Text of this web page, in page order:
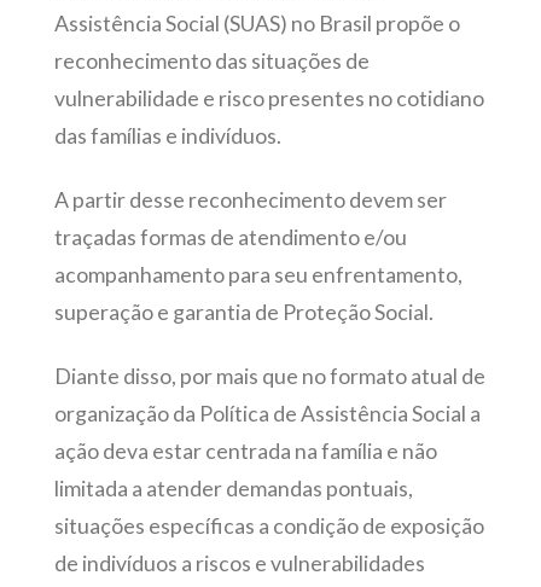
Assistência Social (SUAS) no Brasil propõe o
reconhecimento das situações de
vulnerabilidade e risco presentes no cotidiano
das famílias e indivíduos.
A partir desse reconhecimento devem ser
traçadas formas de atendimento e/ou
acompanhamento para seu enfrentamento,
superação e garantia de Proteção Social.
Diante disso, por mais que no formato atual de
organização da Política de Assistência Social a
ação deva estar centrada na família e não
limitada a atender demandas pontuais,
situações específicas a condição de exposição
de indivíduos a riscos e vulnerabilidades